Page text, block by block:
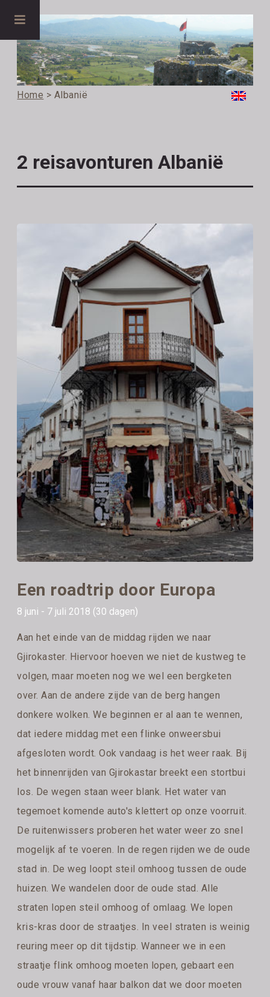
Home > Albanië
2 reisavonturen Albanië
Een roadtrip door Europa
8 juni - 7 juli 2018 (30 dagen)
Aan het einde van de middag rijden we naar
Gjirokaster. Hiervoor hoeven we niet de kustweg te
volgen, maar moeten nog we wel een bergketen
over. Aan de andere zijde van de berg hangen
donkere wolken. We beginnen er al aan te wennen,
dat iedere middag met een flinke onweersbui
afgesloten wordt. Ook vandaag is het weer raak. Bij
het binnenrijden van Gjirokastar breekt een stortbui
los. De wegen staan weer blank. Het water van
tegemoet komende auto's klettert op onze voorruit.
De ruitenwissers proberen het water weer zo snel
mogelijk af te voeren. In de regen rijden we de oude
stad in. De weg loopt steil omhoog tussen de oude
huizen. We wandelen door de oude stad. Alle
straten lopen steil omhoog of omlaag. We lopen
kris-kras door de straatjes. In veel straten is weinig
reuring meer op dit tijdstip. Wanneer we in een
straatje flink omhoog moeten lopen, gebaart een
oude vrouw vanaf haar balkon dat we door moeten